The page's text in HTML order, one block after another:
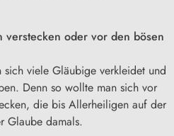
verstecken oder vor den bösen
sich viele Gläubige verkleidet und
Denn so wollte man sich vor
die bis Allerheiligen auf der
Glaube damals.